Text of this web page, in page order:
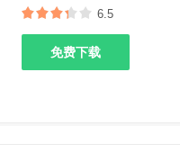
6.5
免费下载